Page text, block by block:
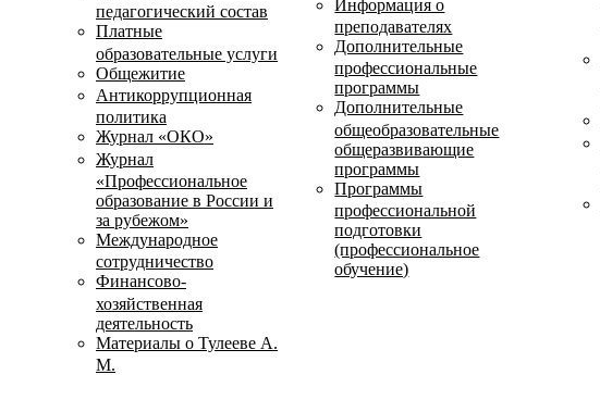
педагогический состав
Платные
образовательные услуги
Общежитие
Антикоррупционная
политика
Журнал «ОКО»
Журнал
«Профессиональное
образование в России и
за рубежом»
Международное
сотрудничество
Финансово-
хозяйственная
деятельность
Материалы о Тулееве А.
М.
Информация о
преподавателях
Дополнительные
профессиональные
программы
Дополнительные
общеобразовательные
общеразвивающие
программы
Программы
профессиональной
подготовки
(профессиональное
обучение)